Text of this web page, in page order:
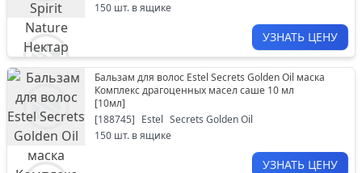
150 шт. в ящике
УЗНАТЬ ЦЕНУ
Бальзам для волос Estel Secrets Golden Oil маска
Комплекс драгоценных масел саше 10 мл
[10мл]
[188745] Estel Secrets Golden Oil
150 шт. в ящике
УЗНАТЬ ЦЕНУ